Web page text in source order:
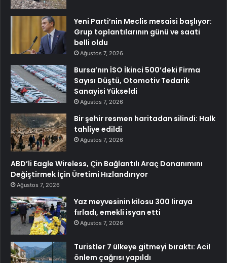
Yeni Parti’nin Meclis mesaisi başlıyor:
Grup toplantılarının günü ve saati
belli oldu
Ağustos 7, 2026
Bursa’nın İSO İkinci 500’deki Firma
Sayısı Düştü, Otomotiv Tedarik
Sanayisi Yükseldi
Ağustos 7, 2026
Bir şehir resmen haritadan silindi: Halk
tahliye edildi
Ağustos 7, 2026
ABD’li Eagle Wireless, Çin Bağlantılı Araç Donanımını
Değiştirmek İçin Üretimi Hızlandırıyor
Ağustos 7, 2026
Yaz meyvesinin kilosu 300 liraya
fırladı, emekli isyan etti
Ağustos 7, 2026
Turistler 7 ülkeye gitmeyi bıraktı: Acil
önlem çağrısı yapıldı